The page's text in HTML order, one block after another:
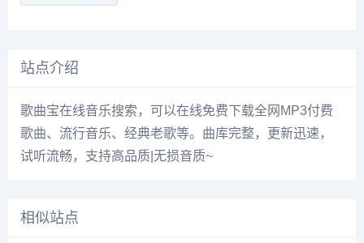
站点介绍
歌曲宝在线音乐搜索，可以在线免费下载全网MP3付费
歌曲、流行音乐、经典老歌等。曲库完整，更新迅速，
试听流畅，支持高品质|无损音质~
相似站点